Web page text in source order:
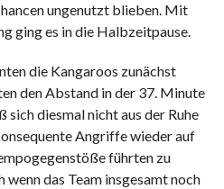
ungenutzt blieben. Mit
ging es in die Halbzeitpause.
die Kangaroos zunächst
den Abstand in der 37. Minute
sich diesmal nicht aus der Ruhe
Angriffe wieder auf
führten zu
wenn das Team insgesamt noch